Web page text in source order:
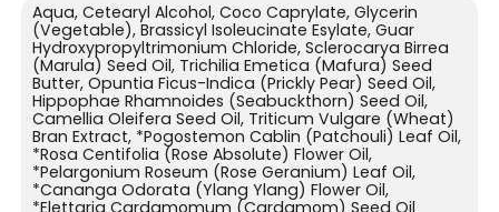
Aqua, Cetearyl Alcohol, Coco Caprylate, Glycerin
(Vegetable), Brassicyl Isoleucinate Esylate, Guar
Hydroxypropyltrimonium Chloride, Sclerocarya Birrea
(Marula) Seed Oil, Trichilia Emetica (Mafura) Seed
Butter, Opuntia Ficus-Indica (Prickly Pear) Seed Oil,
Hippophae Rhamnoides (Seabuckthorn) Seed Oil,
Camellia Oleifera Seed Oil, Triticum Vulgare (Wheat)
Bran Extract, *Pogostemon Cablin (Patchouli) Leaf Oil,
*Rosa Centifolia (Rose Absolute) Flower Oil,
*Pelargonium Roseum (Rose Geranium) Leaf Oil,
*Cananga Odorata (Ylang Ylang) Flower Oil,